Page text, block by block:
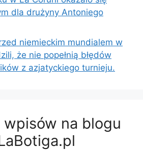
dla drużyny Antoniego
niemieckim mundialem w
że nie popełnią błędów
z azjatyckiego turnieju.
na blogu